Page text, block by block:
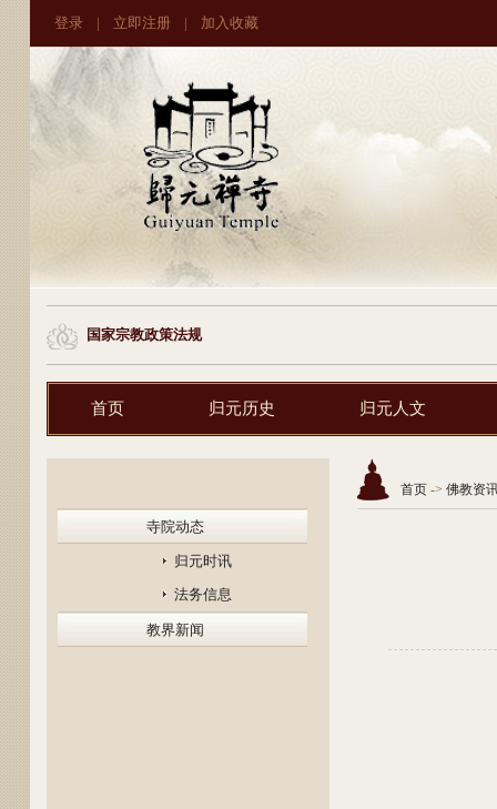
登录 | 立即注册 | 加入收藏
国家宗教政策法规
首页 归元历史 归元人文
寺院动态
归元时讯
法务信息
教界新闻
首页 -> 佛教资